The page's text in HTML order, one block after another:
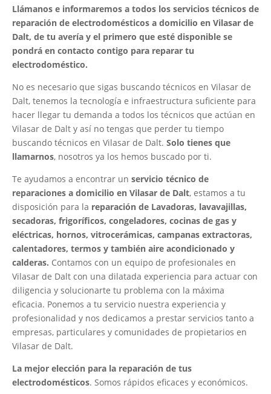
Llámanos e informaremos a todos los servicios técnicos de
reparación de electrodomésticos a domicilio en Vilasar de
Dalt, de tu avería y el primero que esté disponible se
pondrá en contacto contigo para reparar tu
electrodoméstico.
No es necesario que sigas buscando técnicos en Vilasar de
Dalt, tenemos la tecnología e infraestructura suficiente para
hacer llegar tu demanda a todos los técnicos que actúan en
Vilasar de Dalt y así no tengas que perder tu tiempo
buscando técnicos en Vilasar de Dalt. Solo tienes que
llamarnos, nosotros ya los hemos buscado por ti.
Te ayudamos a encontrar un servicio técnico de
reparaciones a domicilio en Vilasar de Dalt, estamos a tu
disposición para la reparación de Lavadoras, lavavajillas,
secadoras, frigoríficos, congeladores, cocinas de gas y
eléctricas, hornos, vitrocerámicas, campanas extractoras,
calentadores, termos y también aire acondicionado y
calderas. Contamos con un equipo de profesionales en
Vilasar de Dalt con una dilatada experiencia para actuar con
diligencia y solucionarte tu problema con la máxima
eficacia. Ponemos a tu servicio nuestra experiencia y
profesionalidad y nos dedicamos a prestar servicios tanto a
empresas, particulares y comunidades de propietarios en
Vilasar de Dalt.
La mejor elección para la reparación de tus
electrodomésticos. Somos rápidos eficaces y económicos.